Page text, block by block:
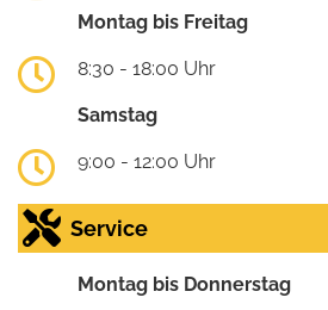
Montag bis Freitag
8:30 - 18:00 Uhr
Samstag
9:00 - 12:00 Uhr
Service
Montag bis Donnerstag